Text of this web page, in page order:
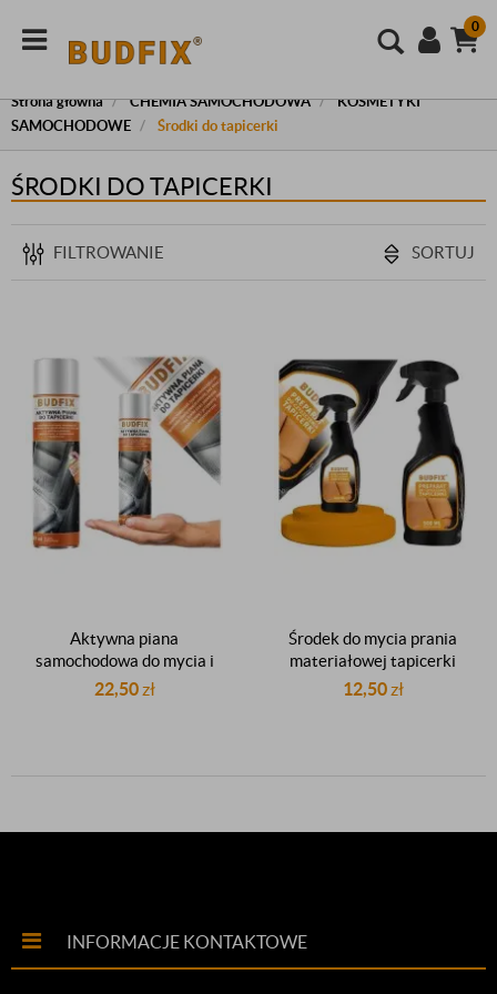
0
Strona główna CHEMIA SAMOCHODOWA
KOSMETYKI
SAMOCHODOWE
Środki do tapicerki
ŚRODKI DO TAPICERKI
FILTROWANIE SORTUJ
Aktywna piana
samochodowa do mycia i
prania tapicerki
22,50zł
Środek do mycia prania
materiałowej tapicerki
samochodowej 500ml
12,50zł
INFORMACJE KONTAKTOWE